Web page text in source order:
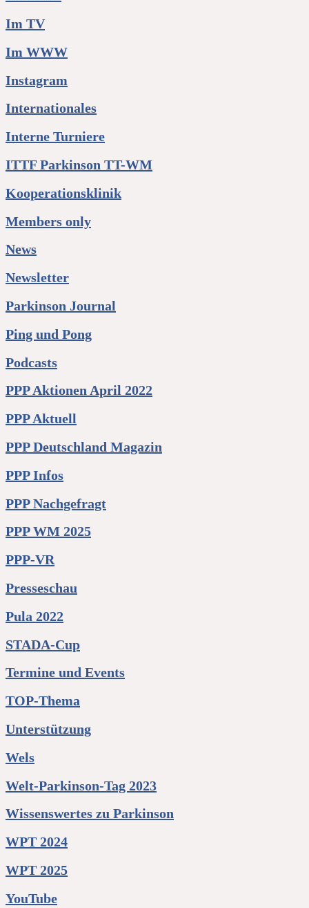
Im TV
Im WWW
Instagram
Internationales
Interne Turniere
ITTF Parkinson TT-WM
Kooperationsklinik
Members only
News
Newsletter
Parkinson Journal
Ping und Pong
Podcasts
PPP Aktionen April 2022
PPP Aktuell
PPP Deutschland Magazin
PPP Infos
PPP Nachgefragt
PPP WM 2025
PPP-VR
Presseschau
Pula 2022
STADA-Cup
Termine und Events
TOP-Thema
Unterstützung
Wels
Welt-Parkinson-Tag 2023
Wissenswertes zu Parkinson
WPT 2024
WPT 2025
YouTube